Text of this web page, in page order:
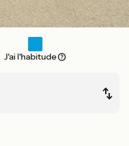
J'ai l'habitude